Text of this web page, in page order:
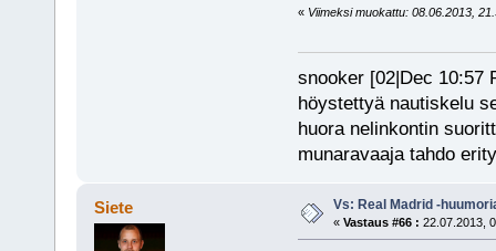
« Viimeksi muokattu: 08.06.2013,
snooker [02|Dec 10:57
höystettyä nautiskelu
huora nelinkontin
munaravaaja tahdo
Siete Vs: Real Madrid -
« Vastaus #66 : 22.07.2013,